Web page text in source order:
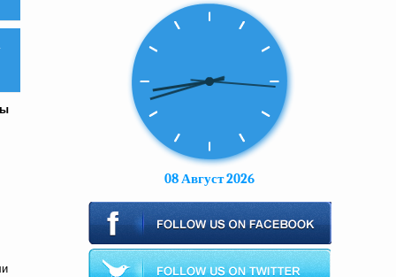
08 Август 2026